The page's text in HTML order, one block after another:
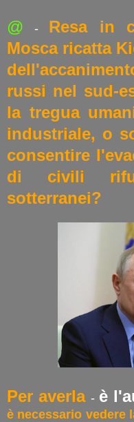
@ - Resa in
Mosca ricatta
russi nel sud-
la tregua
industriale, o
consentire
di civili
sotterranei?
Per averla- è
è necessario vedere